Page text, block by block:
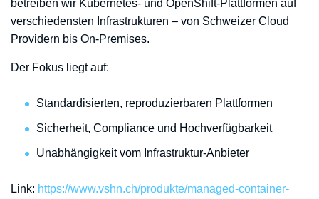
betreiben wir Kubernetes- und OpenShift-Plattformen auf
verschiedensten Infrastrukturen – von Schweizer Cloud
Providern bis On-Premises.
Der Fokus liegt auf:
Standardisierten, reproduzierbaren Plattformen
Sicherheit, Compliance und Hochverfügbarkeit
Unabhängigkeit vom Infrastruktur-Anbieter
Link: https://www.vshn.ch/produkte/managed-container-